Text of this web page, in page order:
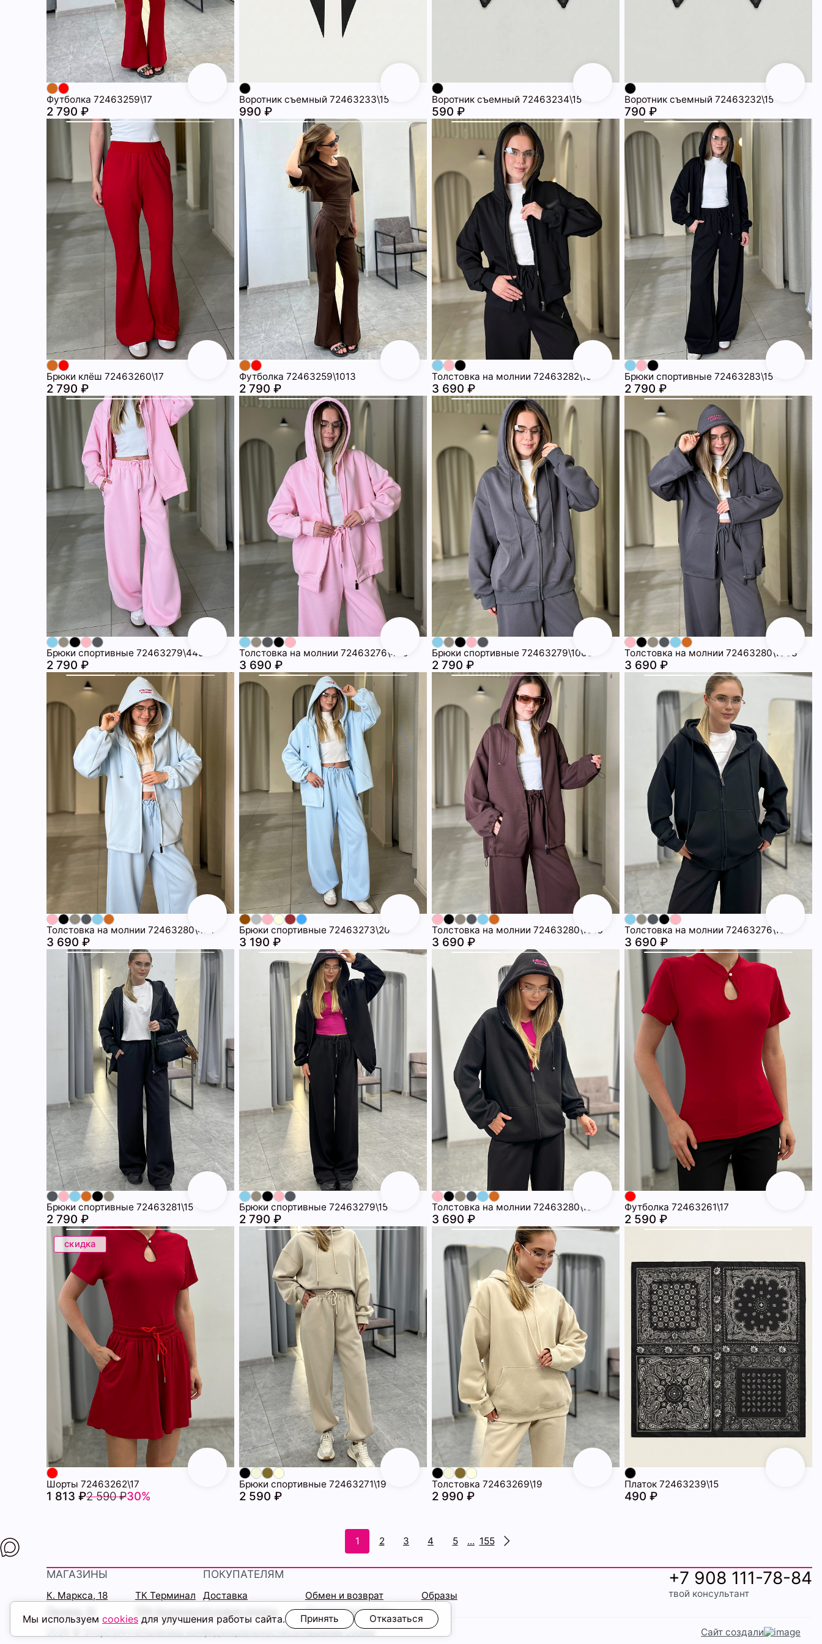
Футболка 72463259\17
2 790 ₽
Воротник съемный 72463233\15
990 ₽
Воротник съемный 72463234\15
590 ₽
Воротник съемный 72463232\15
790 ₽
Брюки клёш 72463260\17
2 790 ₽
Футболка 72463259\1013
2 790 ₽
Толстовка на молнии 72463282\15
3 690 ₽
Брюки спортивные 72463283\15
2 790 ₽
Брюки спортивные 72463279\445
2 790 ₽
Толстовка на молнии 72463276\445
3 690 ₽
Брюки спортивные 72463279\1008
2 790 ₽
Толстовка на молнии 72463280\1008
3 690 ₽
Толстовка на молнии 72463280\474
3 690 ₽
Брюки спортивные 72463273\20
3 190 ₽
Толстовка на молнии 72463280\1013
3 690 ₽
Толстовка на молнии 72463276\15
3 690 ₽
Брюки спортивные 72463281\15
2 790 ₽
Брюки спортивные 72463279\15
2 790 ₽
Толстовка на молнии 72463280\15
3 690 ₽
Футболка 72463261\17
2 590 ₽
скидка
Шорты 72463262\17
1 813 ₽2 590 ₽30%
Брюки спортивные 72463271\19
2 590 ₽
Толстовка 72463269\19
2 990 ₽
Платок 72463239\15
490 ₽
1 2 3 4 5 ... 155
МАГАЗИНЫ
К. Маркса, 18
ТК Терминал
ПОКУПАТЕЛЯМ
Доставка
Обмен и возврат
Подарочные карты
Образы
+7 908 111-78-84
твой консультант
Политика конфиденциальности Соглашение cookie Сайт создали
Мы используем cookies для улучшения работы сайта. Принять Отказаться